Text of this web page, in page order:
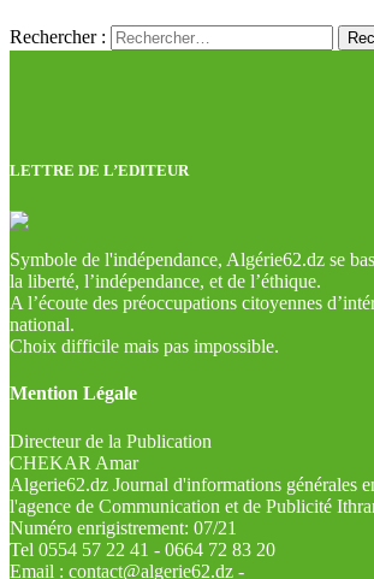
Rechercher :
LETTRE DE L’EDITEUR
Symbole de l'indépendance, Algérie62.dz se
la liberté, l’indépendance, et de l’éthique.
A l’écoute des préoccupations citoyennes
national.
Choix difficile mais pas impossible.
Mention Légale
Directeur de la Publication
CHEKAR Amar
Algerie62.dz Journal d'informations générales
l'agence de Communication et de Publicité
Numéro enrigistrement: 07/21
Tel 0554 57 22 41 - 0664 72 83 20
Email : contact@algerie62.dz -